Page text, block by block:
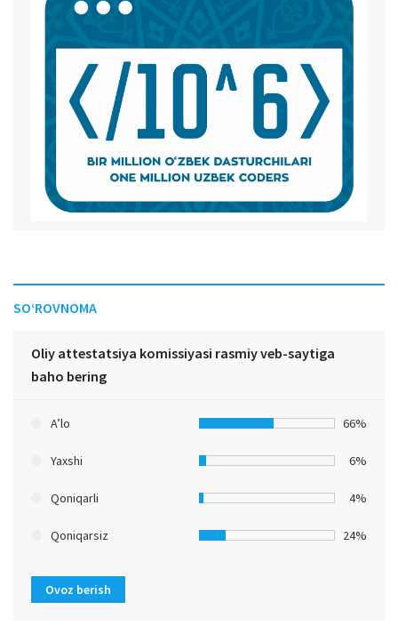
SO‘ROVNOMA
Oliy attestatsiya komissiyasi rasmiy veb-saytiga
baho bering
A’lo 66%
Yaxshi 6%
Qoniqarli 4%
Qoniqarsiz 24%
Ovoz berish